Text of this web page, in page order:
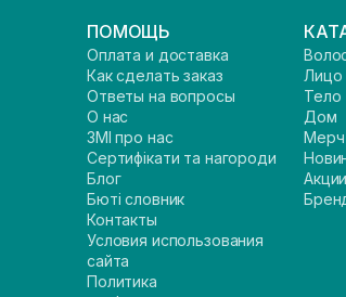
ПОМОЩЬ
Оплата и доставка
Как сделать заказ
Ответы на вопросы
О нас
ЗМІ про нас
Сертифікати та нагороди
Блог
Бюті словник
Контакты
Условия использования
сайта
Политика
Лицо
Тело
Дом
Мерч